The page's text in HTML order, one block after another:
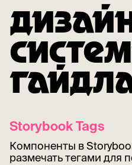
Storybook Tags
Компоненты в
размечать тегами для